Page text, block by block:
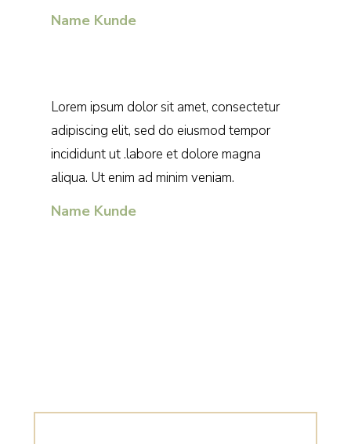
Name Kunde
Lorem ipsum dolor sit amet, consectetur
adipiscing elit, sed do eiusmod tempor
incididunt ut .labore et dolore magna
aliqua. Ut enim ad minim veniam.
Name Kunde